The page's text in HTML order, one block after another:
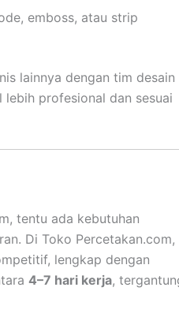
emboss, atau strip
lainnya dengan tim desain
profesional dan sesuai
tentu ada kebutuhan
Di Toko Percetakan.com,
lengkap dengan
4–7 hari kerja,